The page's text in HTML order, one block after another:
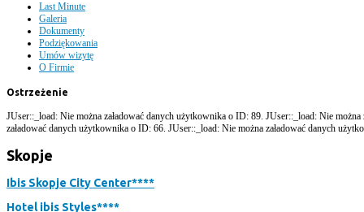
Last Minute
Galeria
Dokumenty
Podziękowania
Umów wizytę
O Firmie
Ostrzeżenie
JUser::_load: Nie można załadować danych użytkownika o ID: 89. JUser::_load: Nie
załadować danych użytkownika o ID: 66. JUser::_load: Nie można załadować danych
Skopje
Ibis Skopje City Center****
Hotel ibis Styles****